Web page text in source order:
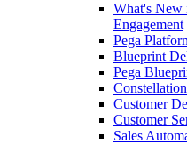
What's New
Engagement
Pega
Blueprint
Pega
Constellation
Customer
Customer
Sales